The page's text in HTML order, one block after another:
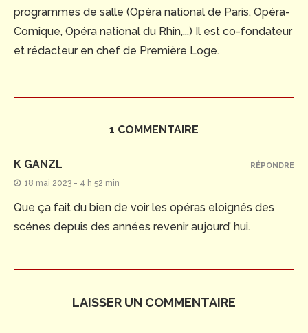
programmes de salle (Opéra national de Paris, Opéra-
Comique, Opéra national du Rhin,...) Il est co-fondateur
et rédacteur en chef de Première Loge.
1 COMMENTAIRE
K GANZL
18 mai 2023 - 4 h 52 min
Que ça fait du bien de voir les opéras eloignés des
scénes depuis des années revenir aujourd’ hui.
RÉPONDRE
LAISSER UN COMMENTAIRE